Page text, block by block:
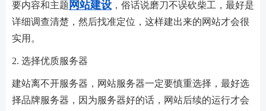
要内容和主题 网站建设 ，俗话说磨刀不误砍柴工，最好是
详细调查清楚，然后找准定位，这样建出来的网站才会很
实用。
2. 选择优质服务器
建站离不开服务器，网站服务器一定要慎重选择，最好选
择品牌服务器，因为服务器好的话，网站后续的运行才会